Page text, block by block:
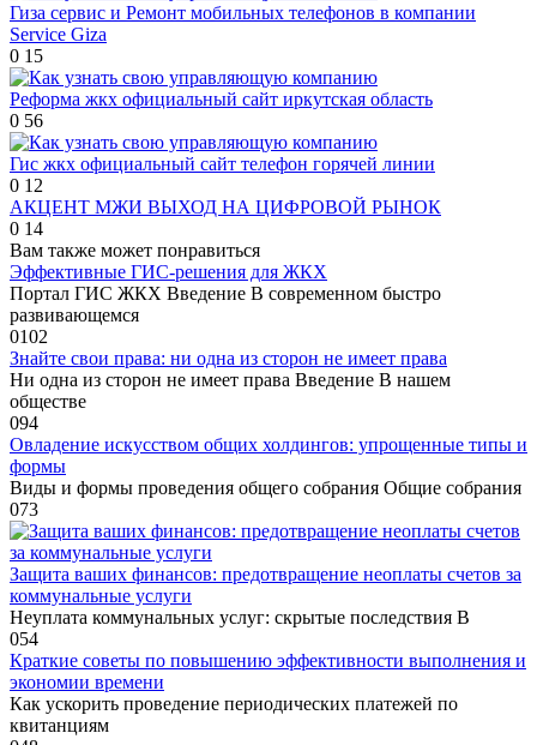
Гиза сервис и Ремонт мобильных телефонов в компании
Service Giza
0 15
Реформа жкх официальный сайт иркутская область
0 56
Гис жкх официальный сайт телефон горячей линии
0 12
АКЦЕНТ МЖИ ВЫХОД НА ЦИФРОВОЙ РЫНОК
0 14
Вам также может понравиться
Эффективные ГИС-решения для ЖКХ
Портал ГИС ЖКХ Введение В современном быстро
развивающемся
0102
Знайте свои права: ни одна из сторон не имеет права
Ни одна из сторон не имеет права Введение В нашем
обществе
094
Овладение искусством общих холдингов: упрощенные типы и
формы
Виды и формы проведения общего собрания Общие собрания
073
Защита ваших финансов: предотвращение неоплаты счетов за
коммунальные услуги
Неуплата коммунальных услуг: скрытые последствия В
054
Краткие советы по повышению эффективности выполнения и
экономии времени
Как ускорить проведение периодических платежей по
квитанциям